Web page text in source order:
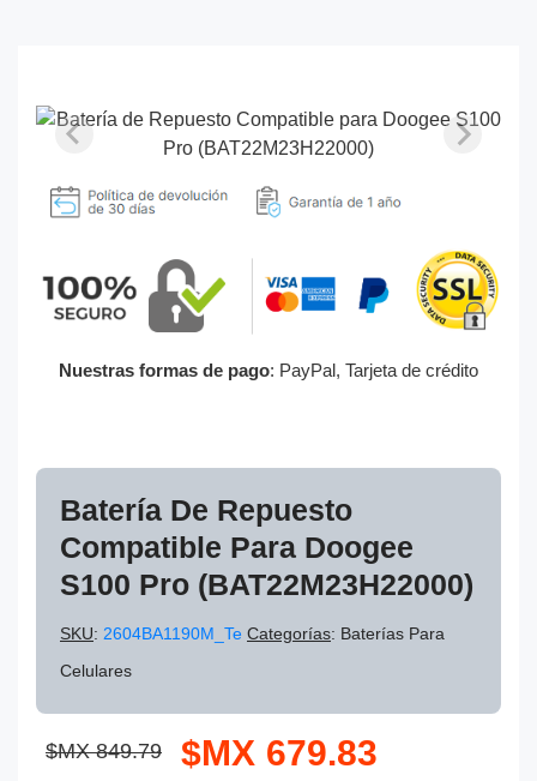
Nuestras formas de pago: PayPal, Tarjeta de crédito
Batería De Repuesto
Compatible Para Doogee
S100 Pro (BAT22M23H22000)
SKU: 2604BA1190M_Te Categorías: Baterías Para
Celulares
$MX 849.79 $MX 679.83